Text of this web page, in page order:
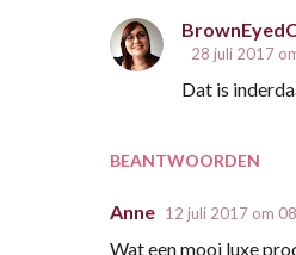
BEANTWOORDEN
28 juli 2017
Dat is
Anne 12 juli 2017 om
Wat een mooi luxe